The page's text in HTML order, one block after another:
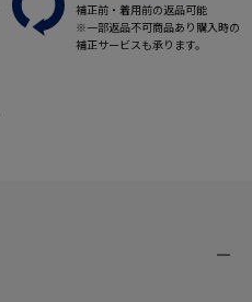
補正前・着用前の返品可能
※一部返品不可商品あり購入時の
補正サービスも承ります。